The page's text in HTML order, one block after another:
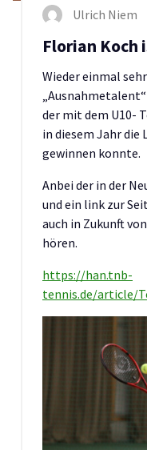
Ulrich Niem
Florian
Wieder einmal
der mit dem U10-
in diesem Jahr die
gewinnen konnte.
Anbei der in der
und ein link zur
auch in Zukunft
hören.
https://han.tnb-
tennis.de/article/